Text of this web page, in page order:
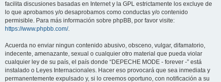
facilita discusiones basadas en Internet y la GPL estrictamente los excluye de
lo que aprobamos y/o desaprobamos como conductas y/o contenido
permisible. Para más información sobre phpBB, por favor visite:
https://www.phpbb.com/.
Acuerda no enviar ningun contenido abusivo, obsceno, vulgar, difamatorio,
indecente, amenazante, sexual o cualquier otro material que pueda violar
cualquier ley de su país, el país donde “DEPECHE MODE - forever -” está
instalado o Leyes Internacionales. Hacer eso provocará que sea inmediata y
permanentemente expulsado y, si lo creemos oportuno, con notificación a su